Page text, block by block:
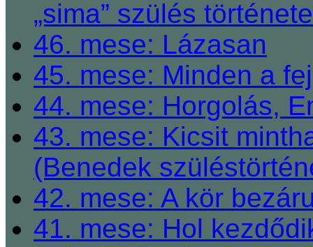
„sima” szülés
46. mese: Lázasan
45. mese: Minden a
44. mese: Horgolás,
43. mese: Kicsit
(Benedek
42. mese: A kör
41. mese: Hol